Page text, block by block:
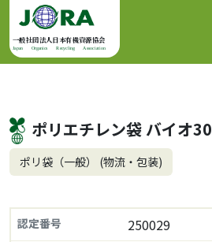
コンテンツへスキップ
メインナビゲーション
一般社団法人日本有機資源協会
Japan Organics Recycling Association
ポリエチレン袋 バイオ30
ポリ袋（一般） (物流・包装)
認定番号 250029